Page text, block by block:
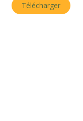
Télécharger